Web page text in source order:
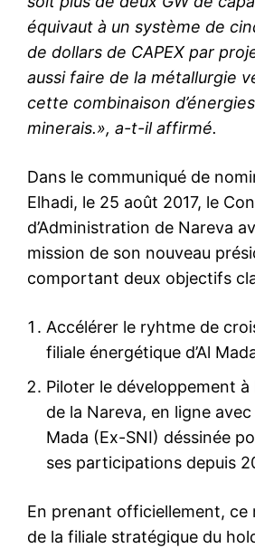
équivaut à un système de
de dollars de CAPEX par
aussi faire de la métallurgie
cette combinaison
minerais.», a-t-il affirmé.
Dans le communiqué de
Elhadi, le 25 août 2017, le
d’Administration de Nareva
mission de son nouveau
comportant deux objectifs
Accélérer le ryhtme de
filiale énergétique d’Al
Piloter le développement à
de la Nareva, en ligne avec
Mada (Ex-SNI) déssinée
ses participations depuis
En prenant officiellement, ce
de la filiale stratégique du